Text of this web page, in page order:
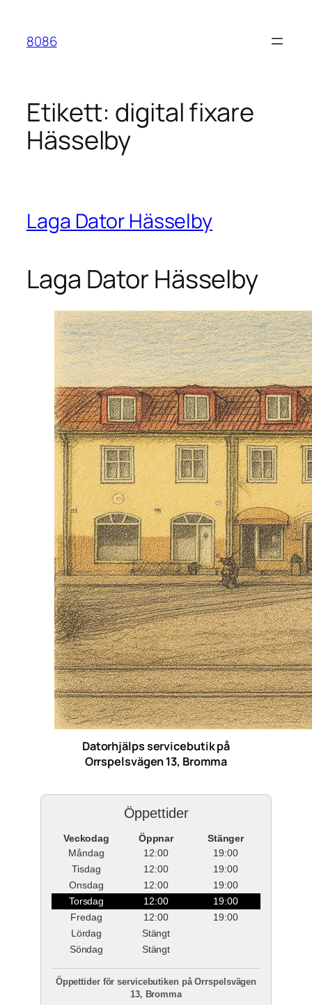
innehåll
8086
Etikett: digital fixare
Hässelby
Laga Dator Hässelby
Laga Dator Hässelby
Datorhjälps servicebutik på
Orrspelsvägen 13, Bromma
Öppettider
Veckodag Öppnar
Stänger
Måndag
12:00
19:00
Tisdag
12:00
19:00
Onsdag
12:00
19:00
Torsdag
12:00
19:00
Fredag
12:00
19:00
Lördag
Stängt
Söndag
Stängt
Öppettider för servicebutiken på Orrspelsvägen
13, Bromma